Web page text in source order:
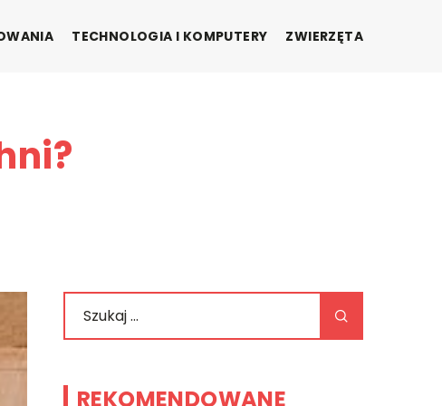
TECHNOLOGIA I KOMPUTERY ZWIERZĘTA
REKOMENDOWANE